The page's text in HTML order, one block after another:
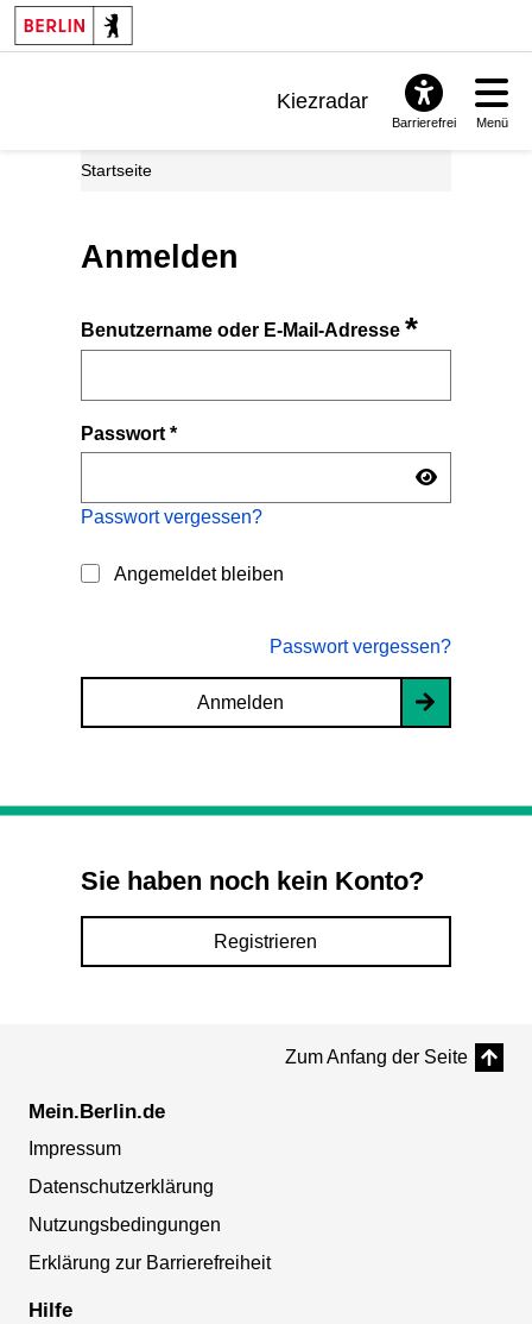
Kiezradar
Barrierefrei Menü
Startseite
Anmelden
Benutzername oder E-Mail-Adresse*
Passwort*
Passwort vergessen?
Angemeldet bleiben
Passwort vergessen?
Anmelden
Sie haben noch kein Konto?
Registrieren
Zum Anfang der Seite
Mein.Berlin.de
Impressum
Datenschutzerklärung
Nutzungsbedingungen
Erklärung zur Barrierefreiheit
Hilfe